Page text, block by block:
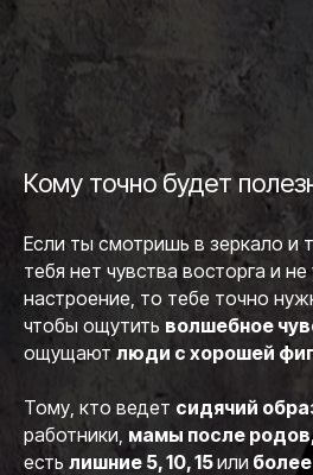
Кому точно будет
Если ты смотришь в зеркало и
тебя нет чувства восторга и
настроение, то тебе точно
чтобы ощутить волшебное
ощущаютлюди с хорошей
Тому, кто ведет сидячий
работники, мамы после
есть лишние 5, 10, 15или более